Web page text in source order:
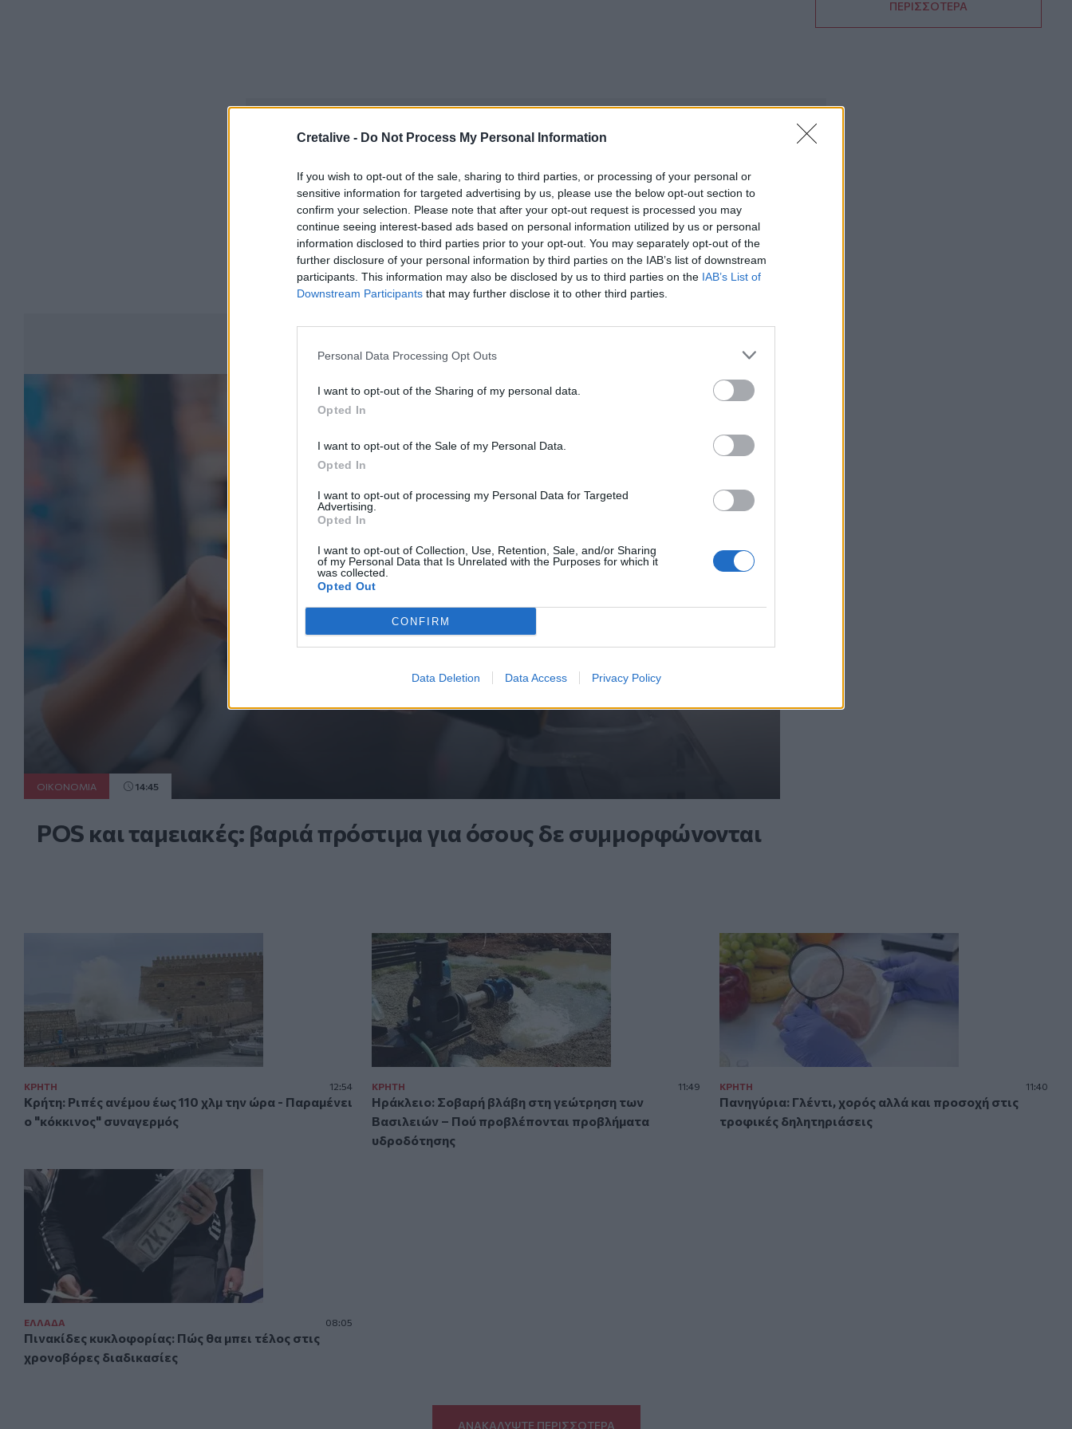
Cretalive - Do Not Process My Personal Information
If you wish to opt-out of the sale, sharing to third parties, or processing of your personal or
sensitive information for targeted advertising by us, please use the below opt-out section to
confirm your selection. Please note that after your opt-out request is processed you may
continue seeing interest-based ads based on personal information utilized by us or personal
information disclosed to third parties prior to your opt-out. You may separately opt-out of the
further disclosure of your personal information by third parties on the IAB’s list of downstream
participants. This information may also be disclosed by us to third parties on the IAB’s List of
Downstream Participants that may further disclose it to other third parties.
Personal Data Processing Opt Outs
I want to opt-out of the Sharing of my personal data.
Opted In
I want to opt-out of the Sale of my Personal Data.
Opted In
I want to opt-out of processing my Personal Data for Targeted
Advertising.
Opted In
I want to opt-out of Collection, Use, Retention, Sale, and/or Sharing
of my Personal Data that Is Unrelated with the Purposes for which it
was collected.
Opted Out
CONFIRM
Data Deletion Data Access Privacy Policy
περίπου 200 αφίξεις ταξιδιωτών από
μηχανισμός
12:27
Μήλος: Ελικόπτερο… προσγειώθηκε
στο Σαρακήνικο για να κάνουν μπάνιο οι
επιβάτες του - Δείτε βίντεο
πέντε κλοπές από επιχειρήσεις
ΠΕΡΙΣΣΟΤΕΡΑ
ΟΙΚΟΝΟΜΙΑ 14:45
POS και ταμειακές: βαριά πρόστιμα για όσους δε συμμορφώνονται
ΚΡΗΤΗ 12:54
Κρήτη: Ριπές ανέμου έως 110 χλμ την ώρα - Παραμένει
ο "κόκκινος" συναγερμός
ΚΡΗΤΗ 11:49
Ηράκλειο: Σοβαρή βλάβη στη γεώτρηση των
Βασιλειών – Πού προβλέπονται προβλήματα
υδροδότησης
ΚΡΗΤΗ 11:40
Πανηγύρια: Γλέντι, χορός αλλά και προσοχή στις
τροφικές δηλητηριάσεις
ΕΛΛAΔΑ 08:05
Πινακίδες κυκλοφορίας: Πώς θα μπει τέλος στις
χρονοβόρες διαδικασίες
ΑΝΑΚΑΛΥΨΤΕ ΠΕΡΙΣΣΟΤΕΡΑ